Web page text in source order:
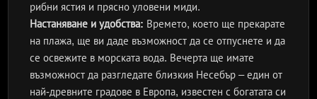
рибни ястия и прясно уловени миди.
Настаняване и удобства: Времето, което ще прекарате
на плажа, ще ви даде възможност да се отпуснете и да
се освежите в морската вода. Вечерта ще имате
възможност да разгледате близкия Несебър – един от
най-древните градове в Европа, известен с богатата си